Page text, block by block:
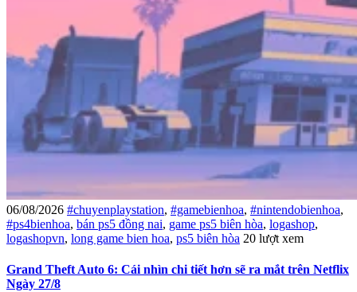
06/08/2026 #chuyenplaystation, #gamebienhoa, #nintendobienhoa,
#ps4bienhoa, bán ps5 đồng nai, game ps5 biên hòa, logashop,
logashopvn, long game bien hoa, ps5 biên hòa 20 lượt xem
Grand Theft Auto 6: Cái nhìn chi tiết hơn sẽ ra mắt trên Netflix
Ngày 27/8